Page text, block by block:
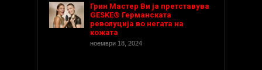
Грин Мастер Ви ја претставува
GESKE® Германската
револуција во негата на
кожата
ноември 18, 2024